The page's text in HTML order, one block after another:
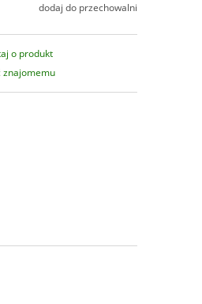
dodaj do przechowalni
o produkt
znajomemu